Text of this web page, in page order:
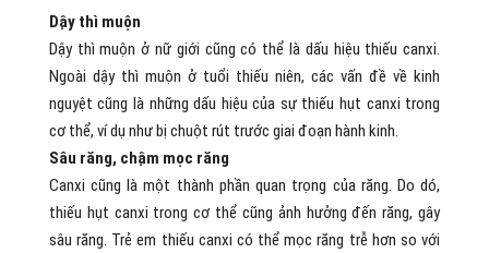
Dậy thì muộn
Dậy thì muộn ở nữ giới cũng có thể là dấu hiệu thiếu canxi.
Ngoài dậy thì muộn ở tuổi thiếu niên, các vấn đề về kinh
nguyệt cũng là những dấu hiệu của sự thiếu hụt canxi trong
cơ thể, ví dụ như bị chuột rút trước giai đoạn hành kinh.
Sâu răng, chậm mọc răng
Canxi cũng là một thành phần quan trọng của răng. Do dó,
thiếu hụt canxi trong cơ thể cũng ảnh hưởng đến răng, gây
sâu răng. Trẻ em thiếu canxi có thể mọc răng trễ hơn so với